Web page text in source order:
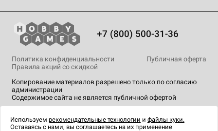
+7 (800) 500-31-36
Копирование материалов разрешено только по согласию
администрации
Содержимое сайта не является публичной офертой
Политика конфиденциальности
Публичная оферта
Правила акций со скидкой
технологии.
Используем рекомендательные технологии и файлы куки.
Оставаясь с нами, вы соглашаетесь на их применение